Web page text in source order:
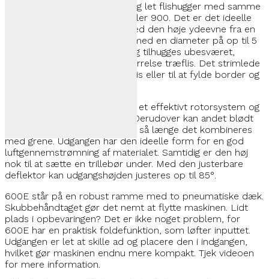
600E er en meget kompakt og let flishugger med samme
arbejdshastighed som 1300 eller 900. Det er det ideelle
format til privat brug, men med den høje ydeevne fra en
professionel maskine. Grene med en diameter på op til 5
cm trækkes automatisk ind og tilhugges ubesværet,
hvilket resulterer i perfekt størrelse træflis. Det strimlede
materiale er ideelt som barkflis eller til at fylde border og
Flishuggeren er udstyret med et effektivt rotorsystem og
er velegnet til alle træsorter. Derudover kan andet blødt
organisk materiale også flises, så længe det kombineres
med grene. Udgangen har den ideelle form for en god
luftgennemstrømning af materialet. Samtidig er den høj
nok til at sætte en trillebør under. Med den justerbare
deflektor kan udgangshøjden justeres op til 85°.
600E står på en robust ramme med to pneumatiske dæk.
Skubbehåndtaget gør det nemt at flytte maskinen. Lidt
plads i opbevaringen? Det er ikke noget problem, for
600E har en praktisk foldefunktion, som løfter inputtet.
Udgangen er let at skille ad og placere den i indgangen,
hvilket gør maskinen endnu mere kompakt. Tjek videoen
for mere information.